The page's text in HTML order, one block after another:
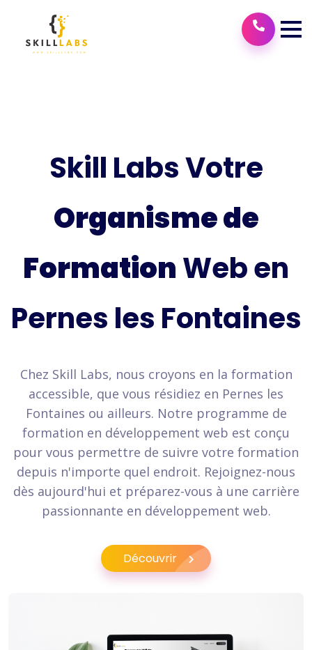
Skill Labs Votre
Organisme de
FormationWeb en
Pernes les Fontaines
Chez Skill Labs, nous croyons en la formation
accessible, que vous résidiez en Pernes les
Fontaines ou ailleurs. Notre programme de
formation en développement web est conçu
pour vous permettre de suivre votre formation
depuis n'importe quel endroit. Rejoignez-nous
dès aujourd'hui et préparez-vous à une carrière
passionnante en développement web.
Découvrir